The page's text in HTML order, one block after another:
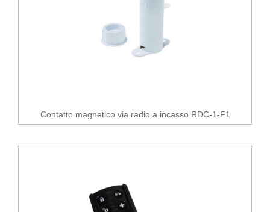
Contatto magnetico via radio a incasso RDC-1-F1